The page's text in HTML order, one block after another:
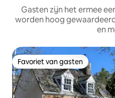
Gasten zijn het ermee
worden hoog
en
Favoriet van gasten
Favoriet van gasten